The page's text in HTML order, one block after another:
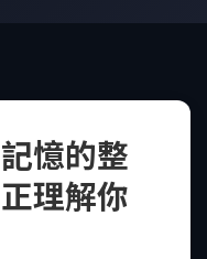
憶的整
理解你